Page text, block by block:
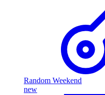
Random Weekend
new